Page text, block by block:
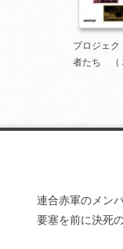
プロジェ
者たち （
連合赤軍のメン
要塞を前に決死